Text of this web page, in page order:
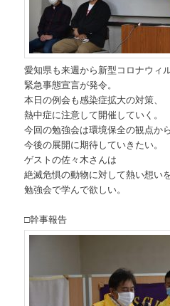
愛知県も来週から新型コロナウィ
緊急事態宣言が発令。
本日の例会も感染症拡大の対策、
熱中症に注意して開催していく。
今回の勉強会は環境保全の観点から
今後の展開に期待していきたい。
ゲストの佐々木さんは
絶滅危惧の動物に対して熱い想いを
勉強会で学んで欲しい。
□幹事報告